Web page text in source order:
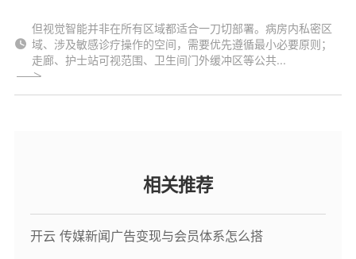
但视觉智能并非在所有区域都适合一刀切部署。病房内私密区
域、涉及敏感诊疗操作的空间，需要优先遵循最小必要原则；
走廊、护士站可视范围、卫生间门外缓冲区等公共...
相关推荐
开云 传媒新闻广告变现与会员体系怎么搭